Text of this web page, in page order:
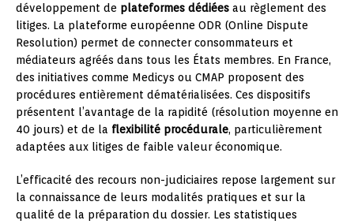
développement de plateformes dédiées au règlement des
litiges. La plateforme européenne ODR (Online Dispute
Resolution) permet de connecter consommateurs et
médiateurs agréés dans tous les États membres. En France,
des initiatives comme Medicys ou CMAP proposent des
procédures entièrement dématérialisées. Ces dispositifs
présentent l’avantage de la rapidité (résolution moyenne en
40 jours) et de la flexibilité procédurale, particulièrement
adaptées aux litiges de faible valeur économique.
L’efficacité des recours non-judiciaires repose largement sur
la connaissance de leurs modalités pratiques et sur la
qualité de la préparation du dossier. Les statistiques